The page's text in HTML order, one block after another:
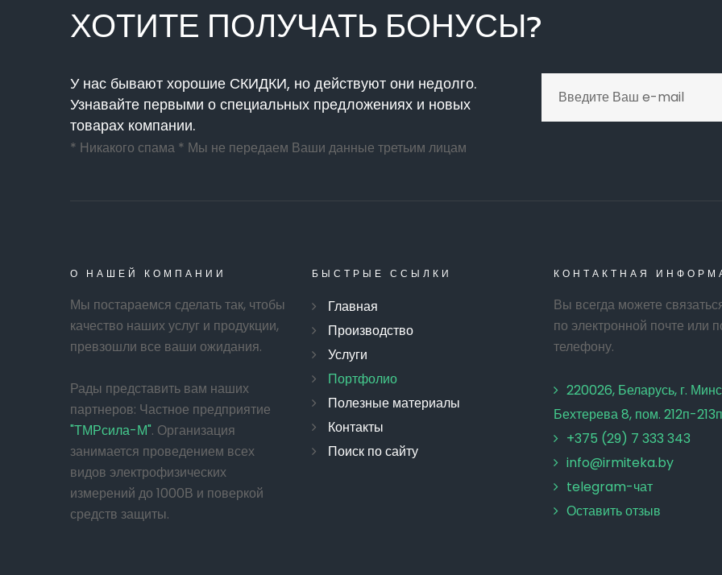
ХОТИТЕ ПОЛУЧАТЬ БОНУСЫ?
У нас бывают хорошие СКИДКИ, но действуют они недолго.
Узнавайте первыми о специальных предложениях и новых
товарах компании.
* Никакого спама * Мы не передаем Ваши данные третьим лицам
О НАШЕЙ КОМПАНИИ
Мы постараемся сделать так, чтобы
качество наших услуг и продукции,
превзошли все ваши ожидания.
Рады представить вам наших
партнеров: Частное предприятие
"ТМРсила-М". Организация
занимается проведением всех
видов электрофизических
измерений до 1000В и поверкой
средств защиты.
БЫСТРЫЕ ССЫЛКИ
Главная
Производство
Услуги
Портфолио
Полезные материалы
Контакты
Поиск по сайту
КОНТАКТНАЯ
Вы всегда можете
по электронной почте или
телефону.
220026, Беларусь, г.
Бехтерева 8, пом. 212п-213п
+375 (29) 7 333 343
info@irmiteka.by
telegram-чат
Оставить отзыв